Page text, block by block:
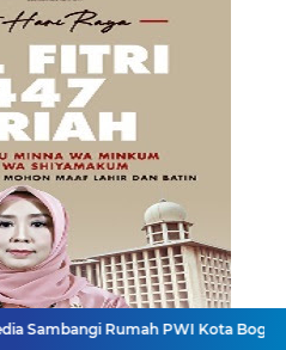
PWI Kota Bogor Bangkitkan